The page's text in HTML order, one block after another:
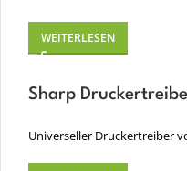
WEITERLESEN
Sharp
Universeller Druckertreiber